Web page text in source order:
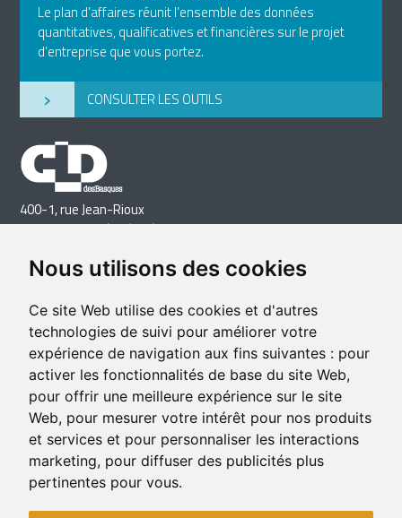
Nous utilisons des cookies
Ce site Web utilise des cookies et d'autres
technologies de suivi pour améliorer votre
expérience de navigation aux fins suivantes : pour
activer les fonctionnalités de base du site Web,
pour offrir une meilleure expérience sur le site
Web, pour mesurer votre intérêt pour nos produits
et services et pour personnaliser les interactions
marketing, pour diffuser des publicités plus
pertinentes pour vous.
Le plan d’affaires réunit l’ensemble des données
quantitatives, qualificatives et financières sur le projet
d’entreprise que vous portez.
› CONSULTER LES OUTILS
400-1, rue Jean-Rioux
Trois-Pistoles (Québec) G0L 4K0
Télécopieur: 418 851-1237